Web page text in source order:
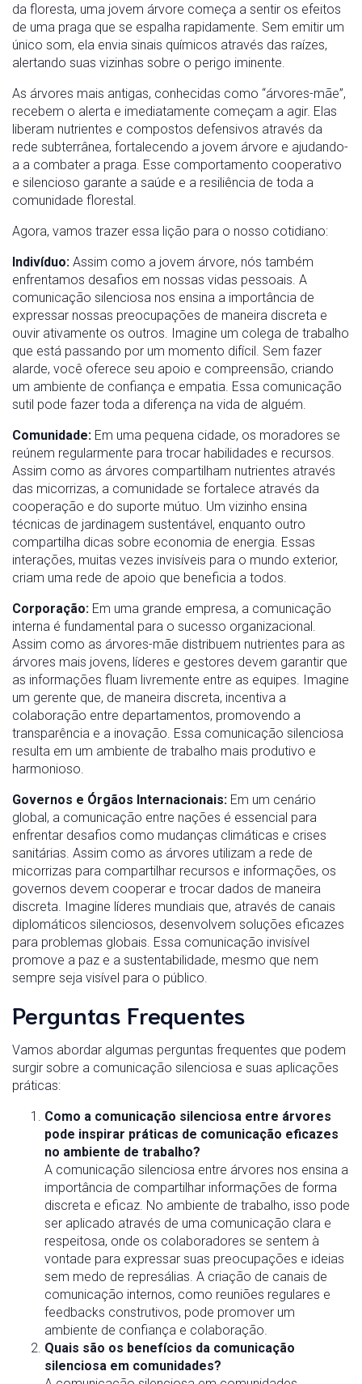
da floresta, uma jovem árvore começa a sentir os efeitos
de uma praga que se espalha rapidamente. Sem emitir um
único som, ela envia sinais químicos através das raízes,
alertando suas vizinhas sobre o perigo iminente.
As árvores mais antigas, conhecidas como “árvores-mãe”,
recebem o alerta e imediatamente começam a agir. Elas
liberam nutrientes e compostos defensivos através da
rede subterrânea, fortalecendo a jovem árvore e ajudando-
a a combater a praga. Esse comportamento cooperativo
e silencioso garante a saúde e a resiliência de toda a
comunidade florestal.
Agora, vamos trazer essa lição para o nosso cotidiano:
Indivíduo: Assim como a jovem árvore, nós também
enfrentamos desafios em nossas vidas pessoais. A
comunicação silenciosa nos ensina a importância de
expressar nossas preocupações de maneira discreta e
ouvir ativamente os outros. Imagine um colega de trabalho
que está passando por um momento difícil. Sem fazer
alarde, você oferece seu apoio e compreensão, criando
um ambiente de confiança e empatia. Essa comunicação
sutil pode fazer toda a diferença na vida de alguém.
Comunidade: Em uma pequena cidade, os moradores se
reúnem regularmente para trocar habilidades e recursos.
Assim como as árvores compartilham nutrientes através
das micorrizas, a comunidade se fortalece através da
cooperação e do suporte mútuo. Um vizinho ensina
técnicas de jardinagem sustentável, enquanto outro
compartilha dicas sobre economia de energia. Essas
interações, muitas vezes invisíveis para o mundo exterior,
criam uma rede de apoio que beneficia a todos.
Corporação: Em uma grande empresa, a comunicação
interna é fundamental para o sucesso organizacional.
Assim como as árvores-mãe distribuem nutrientes para as
árvores mais jovens, líderes e gestores devem garantir que
as informações fluam livremente entre as equipes. Imagine
um gerente que, de maneira discreta, incentiva a
colaboração entre departamentos, promovendo a
transparência e a inovação. Essa comunicação silenciosa
resulta em um ambiente de trabalho mais produtivo e
harmonioso.
Governos e Órgãos Internacionais: Em um cenário
global, a comunicação entre nações é essencial para
enfrentar desafios como mudanças climáticas e crises
sanitárias. Assim como as árvores utilizam a rede de
micorrizas para compartilhar recursos e informações, os
governos devem cooperar e trocar dados de maneira
discreta. Imagine líderes mundiais que, através de canais
diplomáticos silenciosos, desenvolvem soluções eficazes
para problemas globais. Essa comunicação invisível
promove a paz e a sustentabilidade, mesmo que nem
sempre seja visível para o público.
Perguntas Frequentes
Vamos abordar algumas perguntas frequentes que podem
surgir sobre a comunicação silenciosa e suas aplicações
práticas:
Como a comunicação silenciosa entre árvores
pode inspirar práticas de comunicação eficazes
no ambiente de trabalho?
A comunicação silenciosa entre árvores nos ensina a
importância de compartilhar informações de forma
discreta e eficaz. No ambiente de trabalho, isso pode
ser aplicado através de uma comunicação clara e
respeitosa, onde os colaboradores se sentem à
vontade para expressar suas preocupações e ideias
sem medo de represálias. A criação de canais de
comunicação internos, como reuniões regulares e
feedbacks construtivos, pode promover um
ambiente de confiança e colaboração.
Quais são os benefícios da comunicação
silenciosa em comunidades?